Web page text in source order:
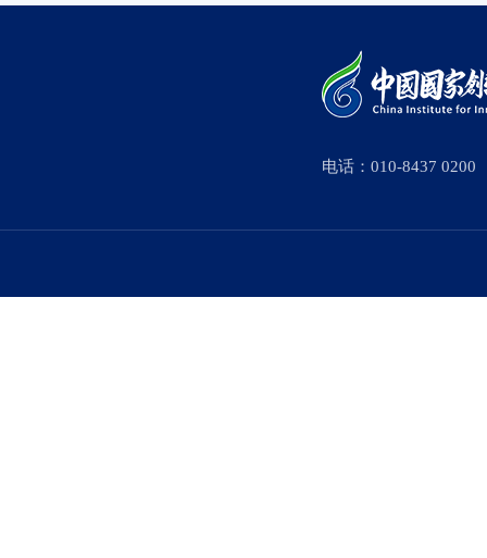
电话：010-8437 0200